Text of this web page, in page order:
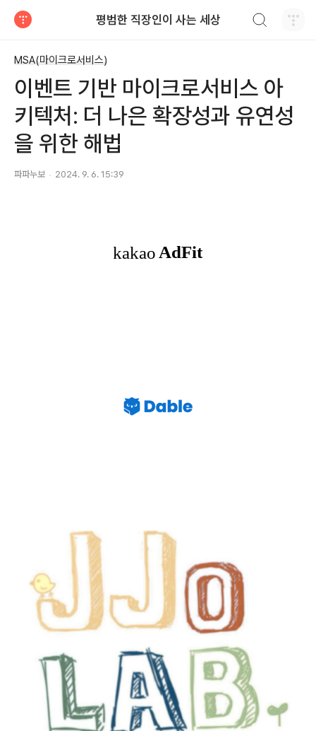
평범한 직장인이 사는 세상
MSA(마이크로서비스)
이벤트 기반 마이크로서비스 아
키텍처: 더 나은 확장성과 유연성
을 위한 해법
파파누보 2024. 9. 6. 15:39